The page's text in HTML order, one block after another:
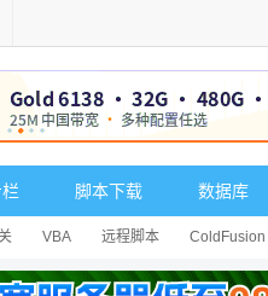
脚本下载 数据库
VBA 远程脚本 ColdFusion